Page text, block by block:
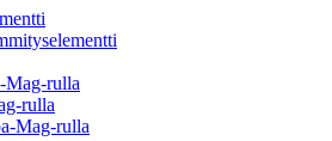
Mag-rulla
rulla
Mag-rulla